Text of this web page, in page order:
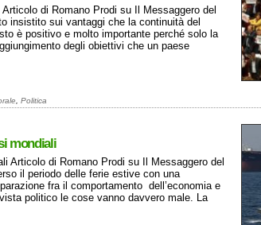
di Romano Prodi su Il Messaggero del
insistito sui vantaggi che la continuità del
è positivo e molto importante perché solo la
degli obiettivi che un paese
Politica
mondiali
Articolo di Romano Prodi su Il Messaggero del
il periodo delle ferie estive con una
fra il comportamento dell’economia e
politico le cose vanno davvero male. La